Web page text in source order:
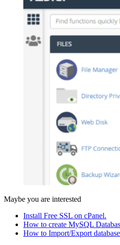
Maybe you are interested
Install Free SSL on cPanel.
How to create MySQL
How to Import/Export